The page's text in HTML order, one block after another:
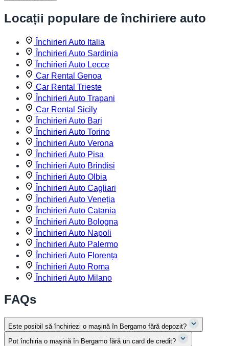
Locații populare de închiriere auto
Închirieri Auto Italia
Închirieri Auto Sardinia
Închirieri Auto Lecce
Car Rental Genoa
Car Rental Trieste
Închirieri Auto Trapani
Car Rental Sicily
Închirieri Auto Bari
Închirieri Auto Torino
Închirieri Auto Verona
Închirieri Auto Pisa
Închirieri Auto Brindisi
Închirieri Auto Olbia
Închirieri Auto Cagliari
Închirieri Auto Veneția
Închirieri Auto Catania
Închirieri Auto Bologna
Închirieri Auto Napoli
Închirieri Auto Palermo
Închirieri Auto Florența
Închirieri Auto Roma
Închirieri Auto Milano
FAQs
Este posibil să închiriezi o mașină în Bergamo fără depozit?
Pot închiria o mașină în Bergamo fără un card de credit?